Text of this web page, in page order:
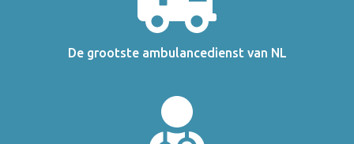
De grootste ambulancedienst van NL